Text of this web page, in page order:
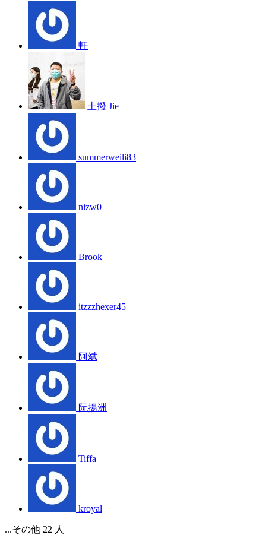
軒
土撥 Jie
summerweili83
nizw0
Brook
itzzzhexer45
阿斌
阮揚洲
Tiffa
kroyal
...その他 22 人